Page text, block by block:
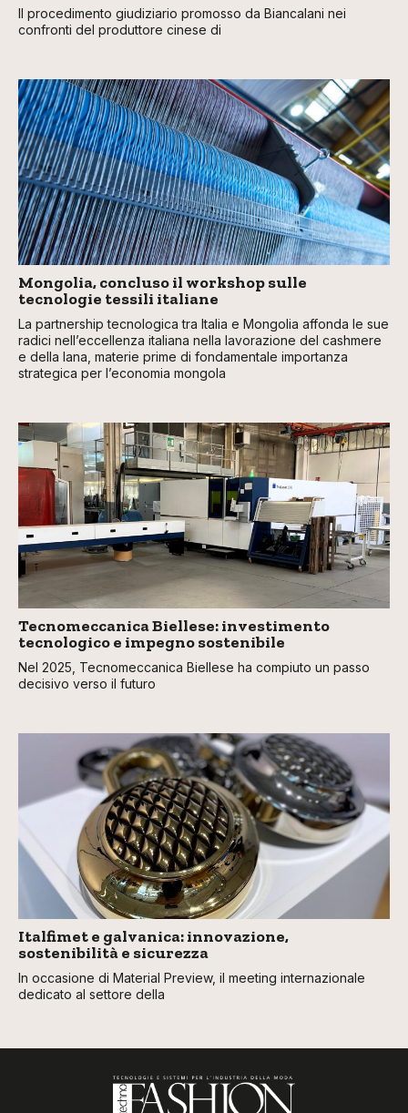
Il procedimento giudiziario promosso da Biancalani nei
confronti del produttore cinese di
Mongolia, concluso il workshop sulle
tecnologie tessili italiane
La partnership tecnologica tra Italia e Mongolia affonda le sue
radici nell’eccellenza italiana nella lavorazione del cashmere
e della lana, materie prime di fondamentale importanza
strategica per l’economia mongola
Tecnomeccanica Biellese: investimento
tecnologico e impegno sostenibile
Nel 2025, Tecnomeccanica Biellese ha compiuto un passo
decisivo verso il futuro
Italfimet e galvanica: innovazione,
sostenibilità e sicurezza
In occasione di Material Preview, il meeting internazionale
dedicato al settore della